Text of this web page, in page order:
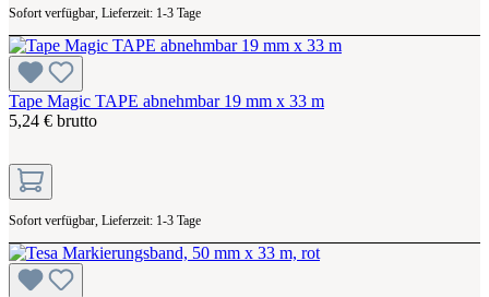
Sofort verfügbar, Lieferzeit: 1-3 Tage
Tape Magic TAPE abnehmbar 19 mm x 33 m
5,24 € brutto
Sofort verfügbar, Lieferzeit: 1-3 Tage